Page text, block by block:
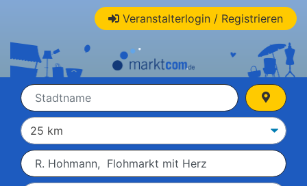
Veranstalterlogin / Registrieren